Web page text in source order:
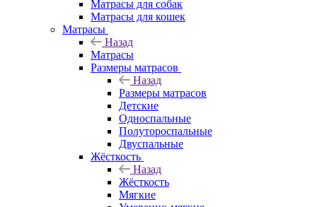
Матрасы для собак
Матрасы для кошек
Матрасы
Назад
Матрасы
Размеры матрасов
Назад
Размеры матрасов
Детские
Односпальные
Полутороспальные
Двуспальные
Жёсткость
Назад
Жёсткость
Мягкие